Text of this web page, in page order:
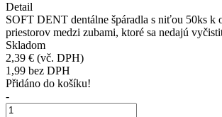
Detail
SOFT DENT dentálne špáradla s niťou 50ks k
priestorov medzi zubami, ktoré sa nedajú
Skladom
2,39 € (vč. DPH)
1,99 bez DPH
Přidáno do košíku!
-